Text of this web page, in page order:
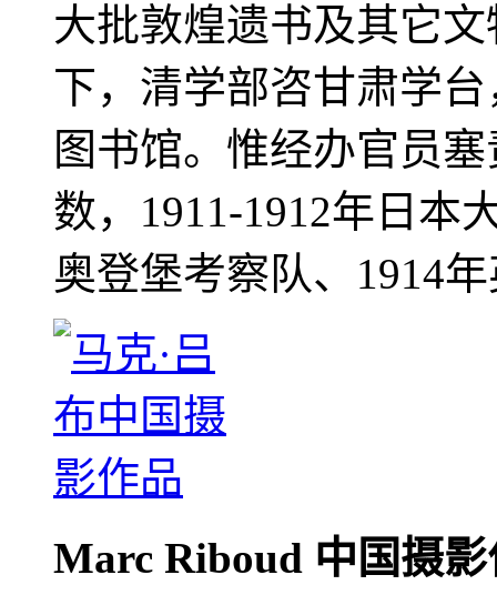
大批敦煌遗书及其它
下，清学部咨甘肃学
图书馆。惟经办官员
数，1911-1912年日本
奥登堡考察队、1914
Marc Riboud 中国摄